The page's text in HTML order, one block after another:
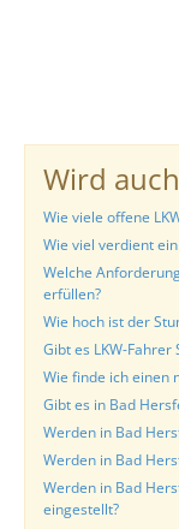
Wird
Wie viele offene
Wie viel verdient
Welche
erfüllen?
Wie hoch ist der
Gibt es LKW-
Wie finde ich einen
Gibt es in Bad
Werden in Bad
Werden in Bad
Werden in Bad
eingestellt?